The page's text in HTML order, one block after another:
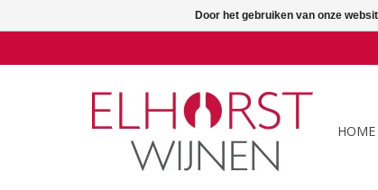
HOME
Door het gebruiken van onze